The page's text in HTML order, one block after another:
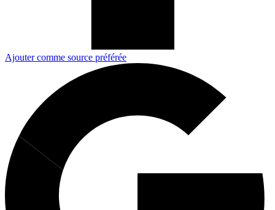
Ajouter comme source préférée